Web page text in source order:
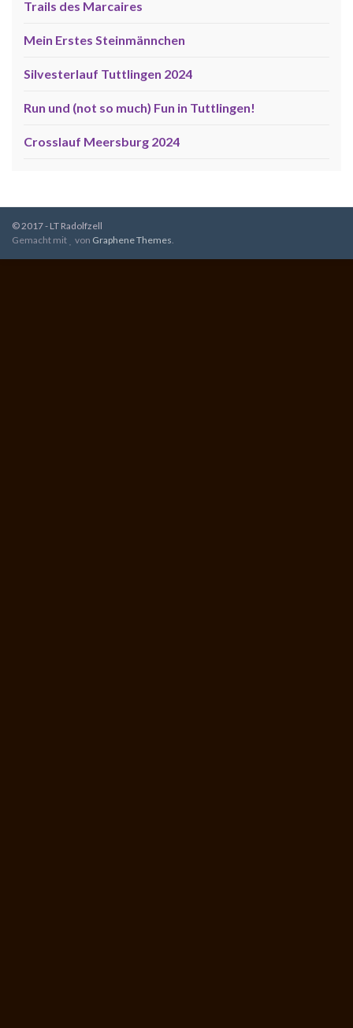
Trails des Marcaires
Mein Erstes Steinmännchen
Silvesterlauf Tuttlingen 2024
Run und (not so much) Fun in Tuttlingen!
Crosslauf Meersburg 2024
© 2017 - LT Radolfzell
Gemacht mit
von Graphene Themes